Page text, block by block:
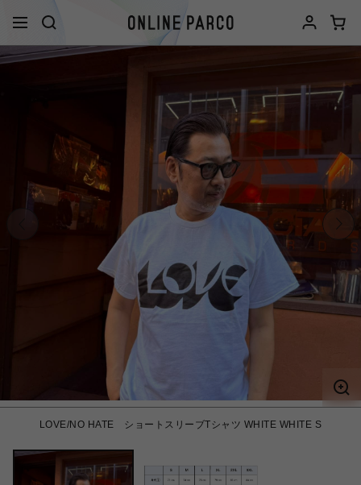
LOVE/NO HATE ショートスリーブTシャツ WHITE WHITE S